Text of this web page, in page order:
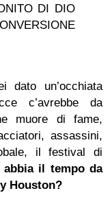
DI DIO
un’occhiata
c’avrebbe da
muore di fame,
assassini,
il festival di
abbia il tempo da
Houston?